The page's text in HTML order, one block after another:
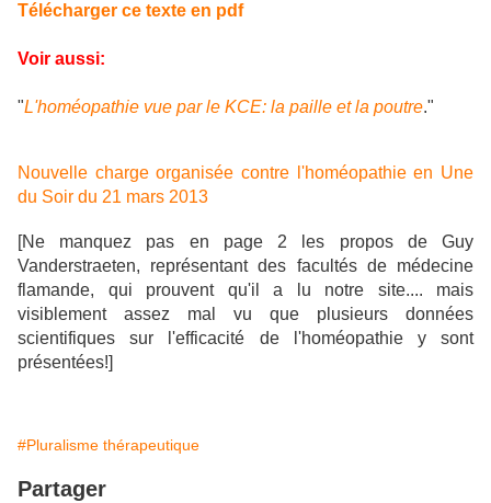
Télécharger ce texte en pdf
Voir aussi:
"L'homéopathie vue par le KCE: la paille et la poutre."
Nouvelle charge organisée contre l'homéopathie en Une
du Soir du 21 mars 2013
[Ne manquez pas en page 2 les propos de Guy
Vanderstraeten, représentant des facultés de médecine
flamande, qui prouvent qu'il a lu notre site.... mais
visiblement assez mal vu que plusieurs données
scientifiques sur l'efficacité de l'homéopathie y sont
présentées!]
#Pluralisme thérapeutique
Partager